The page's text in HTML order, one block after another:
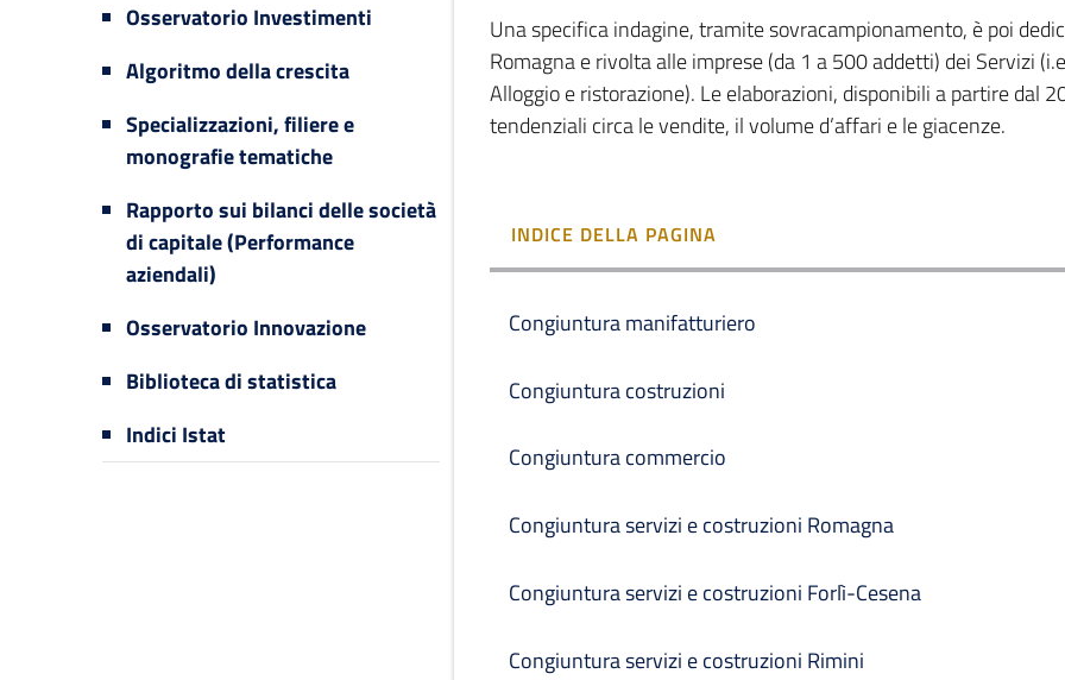
Osservatorio Investimenti
Algoritmo della crescita
Specializzazioni, filiere e
monografie tematiche
Rapporto sui bilanci delle società
di capitale (Performance
aziendali)
Osservatorio Innovazione
Biblioteca di statistica
Indici Istat
Una specifica indagine, tramite sovracampionamento, è poi
Romagna e rivolta alle imprese (da 1 a 500 addetti) dei Servizi
Alloggio e ristorazione). Le elaborazioni, disponibili a partire dal
tendenziali circa le vendite, il volume d’affari e le giacenze.
INDICE DELLA PAGINA
Congiuntura manifatturiero
Congiuntura costruzioni
Congiuntura commercio
Congiuntura servizi e costruzioni Romagna
Congiuntura servizi e costruzioni Forlì-Cesena
Congiuntura servizi e costruzioni Rimini